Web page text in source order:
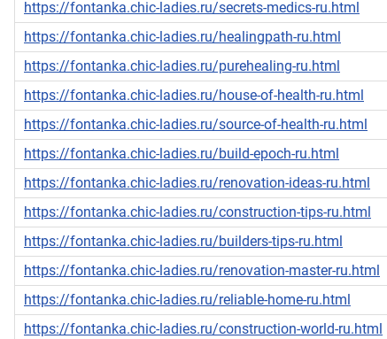
https://fontanka.chic-ladies.ru/secrets-medics-ru.html
https://fontanka.chic-ladies.ru/healingpath-ru.html
https://fontanka.chic-ladies.ru/purehealing-ru.html
https://fontanka.chic-ladies.ru/house-of-health-ru.html
https://fontanka.chic-ladies.ru/source-of-health-ru.html
https://fontanka.chic-ladies.ru/build-epoch-ru.html
https://fontanka.chic-ladies.ru/renovation-ideas-ru.html
https://fontanka.chic-ladies.ru/construction-tips-ru.html
https://fontanka.chic-ladies.ru/builders-tips-ru.html
https://fontanka.chic-ladies.ru/renovation-master-ru.html
https://fontanka.chic-ladies.ru/reliable-home-ru.html
https://fontanka.chic-ladies.ru/construction-world-ru.html